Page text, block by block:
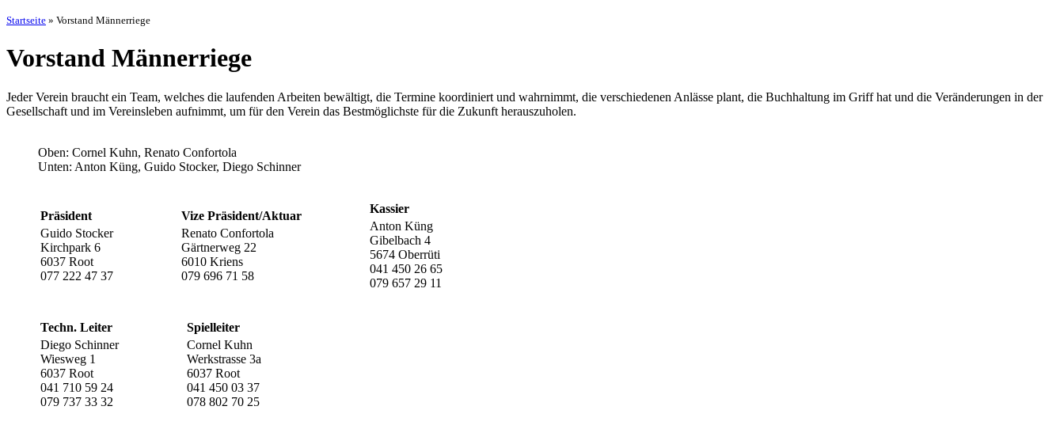
Startseite » Vorstand Männerriege
Vorstand Männerriege
Jeder Verein braucht ein Team, welches die laufenden Arbeiten bewältigt, die Termine koordiniert und wahrnimmt, die verschiedenen Anlässe plant, die Buchhaltung im Griff hat und die Veränderungen in der
Gesellschaft und im Vereinsleben aufnimmt, um für den Verein das Bestmöglichste für die Zukunft herauszuholen.
Oben: Cornel Kuhn, Renato Confortola
Unten: Anton Küng, Guido Stocker, Diego Schinner
Präsident
Guido Stocker
Kirchpark 6
6037 Root
077 222 47 37
Vize Präsident/Aktuar
Renato Confortola
Gärtnerweg 22
6010 Kriens
079 696 71 58
Kassier
Anton Küng
Gibelbach 4
5674 Oberrüti
041 450 26 65
079 657 29 11
Techn. Leiter
Diego Schinner
Wiesweg 1
6037 Root
041 710 59 24
079 737 33 32
Spielleiter
Cornel Kuhn
Werkstrasse 3a
6037 Root
041 450 03 37
078 802 70 25